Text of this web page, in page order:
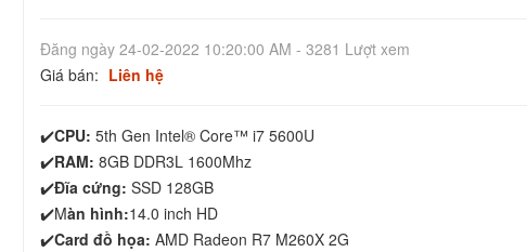
Đăng ngày 24-02-2022 10:20:00 AM - 3281 Lượt xem
Giá bán: Liên hệ
✔️CPU: 5th Gen Intel® Core™ i7 5600U
✔️RAM: 8GB DDR3L 1600Mhz
✔️Đĩa cứng: SSD 128GB
✔️Màn hình:14.0 inch HD
✔️Card đồ họa: AMD Radeon R7 M260X 2G